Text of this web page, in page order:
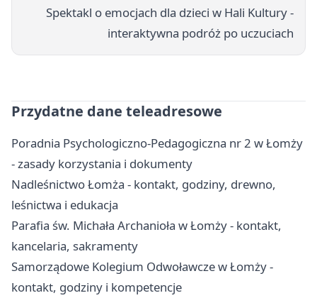
Spektakl o emocjach dla dzieci w Hali Kultury -
interaktywna podróż po uczuciach
Przydatne dane teleadresowe
Poradnia Psychologiczno-Pedagogiczna nr 2 w Łomży
- zasady korzystania i dokumenty
Nadleśnictwo Łomża - kontakt, godziny, drewno,
leśnictwa i edukacja
Parafia św. Michała Archanioła w Łomży - kontakt,
kancelaria, sakramenty
Samorządowe Kolegium Odwoławcze w Łomży -
kontakt, godziny i kompetencje